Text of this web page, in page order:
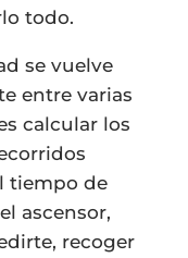
todo.
se vuelve
entre varias
calcular los
tiempo de
ascensor,
recoger